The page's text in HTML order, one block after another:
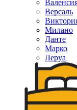
Версаль
Милано
Данте
Марко
Леруа